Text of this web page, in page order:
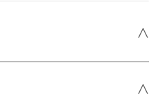
˄
˄